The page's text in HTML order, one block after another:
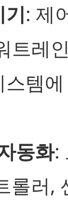
: 제
트레
템
동화:
롤러,